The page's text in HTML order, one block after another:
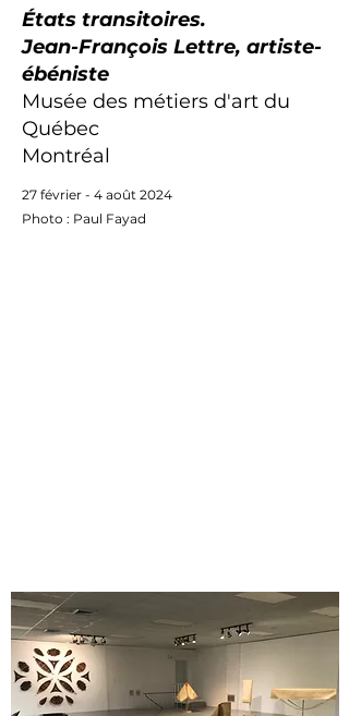
États transitoires.
Jean-François Lettre, artiste-
ébéniste
Musée des métiers d'art du
Québec
Montréal
27 février - 4 août 2024
Photo : Paul Fayad